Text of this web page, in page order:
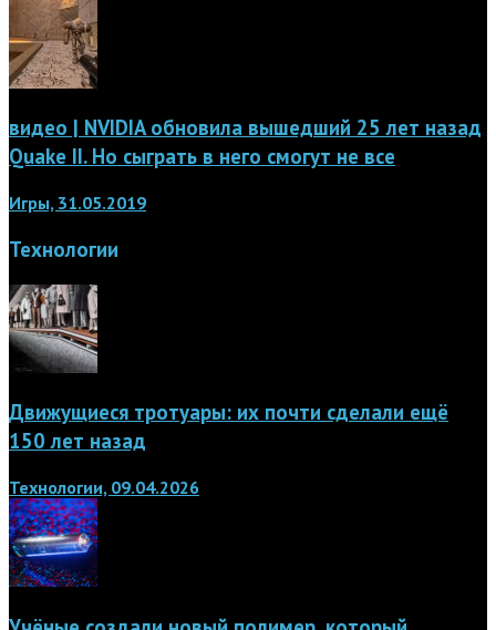
видео | NVIDIA обновила вышедший 25 лет назад
Quake II. Но сыграть в него смогут не все
Игры, 31.05.2019
Технологии
Движущиеся тротуары: их почти сделали ещё
150 лет назад
Технологии, 09.04.2026